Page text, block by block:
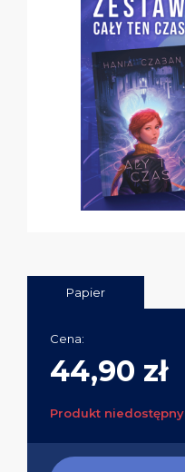
Papier
Cena:
44,90 zł
Produkt niedostępny